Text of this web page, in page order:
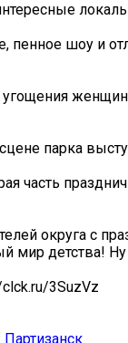
шоу и
парка
часть
округа с
мир детства!
3SuzVz